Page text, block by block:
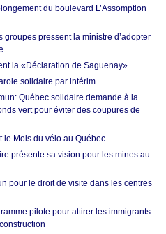
du boulevard L’Assomption
groupes pressent la ministre d’adopter
la «Déclaration de Saguenay»
solidaire par intérim
Québec solidaire demande à la
vert pour éviter des coupures de
le Mois du vélo au Québec
présente sa vision pour les mines au
pour le droit de visite dans les centres
pilote pour attirer les immigrants